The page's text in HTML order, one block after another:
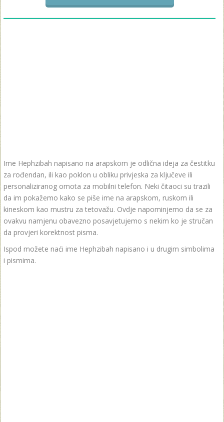
Ime Hephzibah napisano na arapskom je odlična ideja za čestitku
za rođendan, ili kao poklon u obliku privjeska za ključeve ili
personaliziranog omota za mobilni telefon. Neki čitaoci su trazili
da im pokažemo kako se piše ime na arapskom, ruskom ili
kineskom kao mustru za tetovažu. Ovdje napominjemo da se za
ovakvu namjenu obavezno posavjetujemo s nekim ko je stručan
da provjeri korektnost pisma.
Ispod možete naći ime Hephzibah napisano i u drugim simbolima
i pismima.